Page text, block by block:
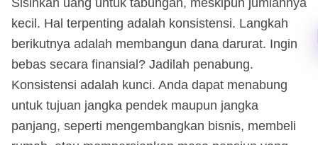
kecil. Hal terpenting adalah konsistensi. Langkah
berikutnya adalah membangun dana darurat. Ingin
bebas secara finansial? Jadilah penabung.
Konsistensi adalah kunci. Anda dapat menabung
untuk tujuan jangka pendek maupun jangka
panjang, seperti mengembangkan bisnis, membeli